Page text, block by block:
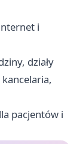
i
działy
pacjentów i